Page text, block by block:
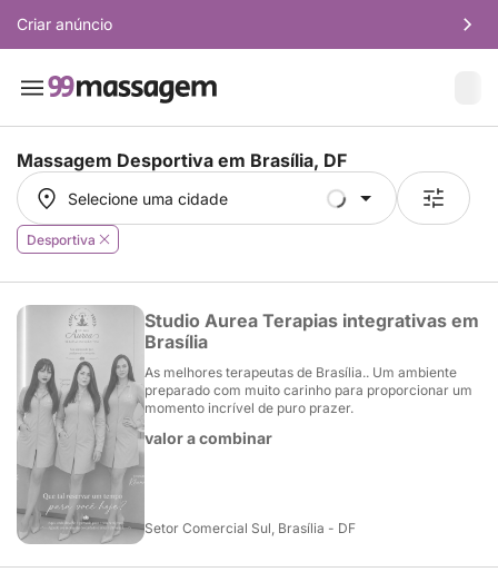
Criar anúncio
Massagem Desportiva em Brasília, DF
Selecione uma cidade
Selecione uma cidade
Desportiva
Studio Aurea Terapias integrativas em
Brasília
As melhores terapeutas de Brasília.. Um ambiente
preparado com muito carinho para proporcionar um
momento incrível de puro prazer.
valor a combinar
Setor Comercial Sul, Brasília - DF